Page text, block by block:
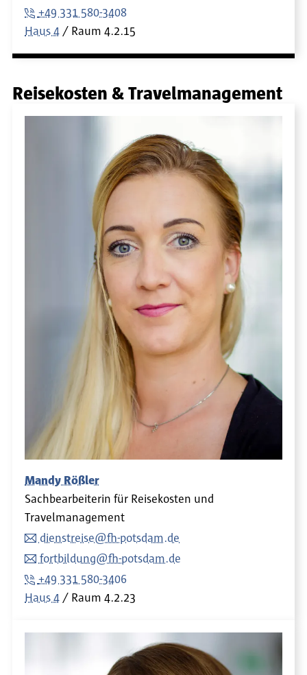
+49 331 580-3408
Haus 4
Raum 4.2.15
Reisekosten & Travelmanagement
Mandy Rößler
Sachbearbeiterin für Reisekosten und
Travelmanagement
dienstreise@fh-potsdam.de
fortbildung@fh-potsdam.de
+49 331 580-3406
Haus 4
Raum 4.2.23